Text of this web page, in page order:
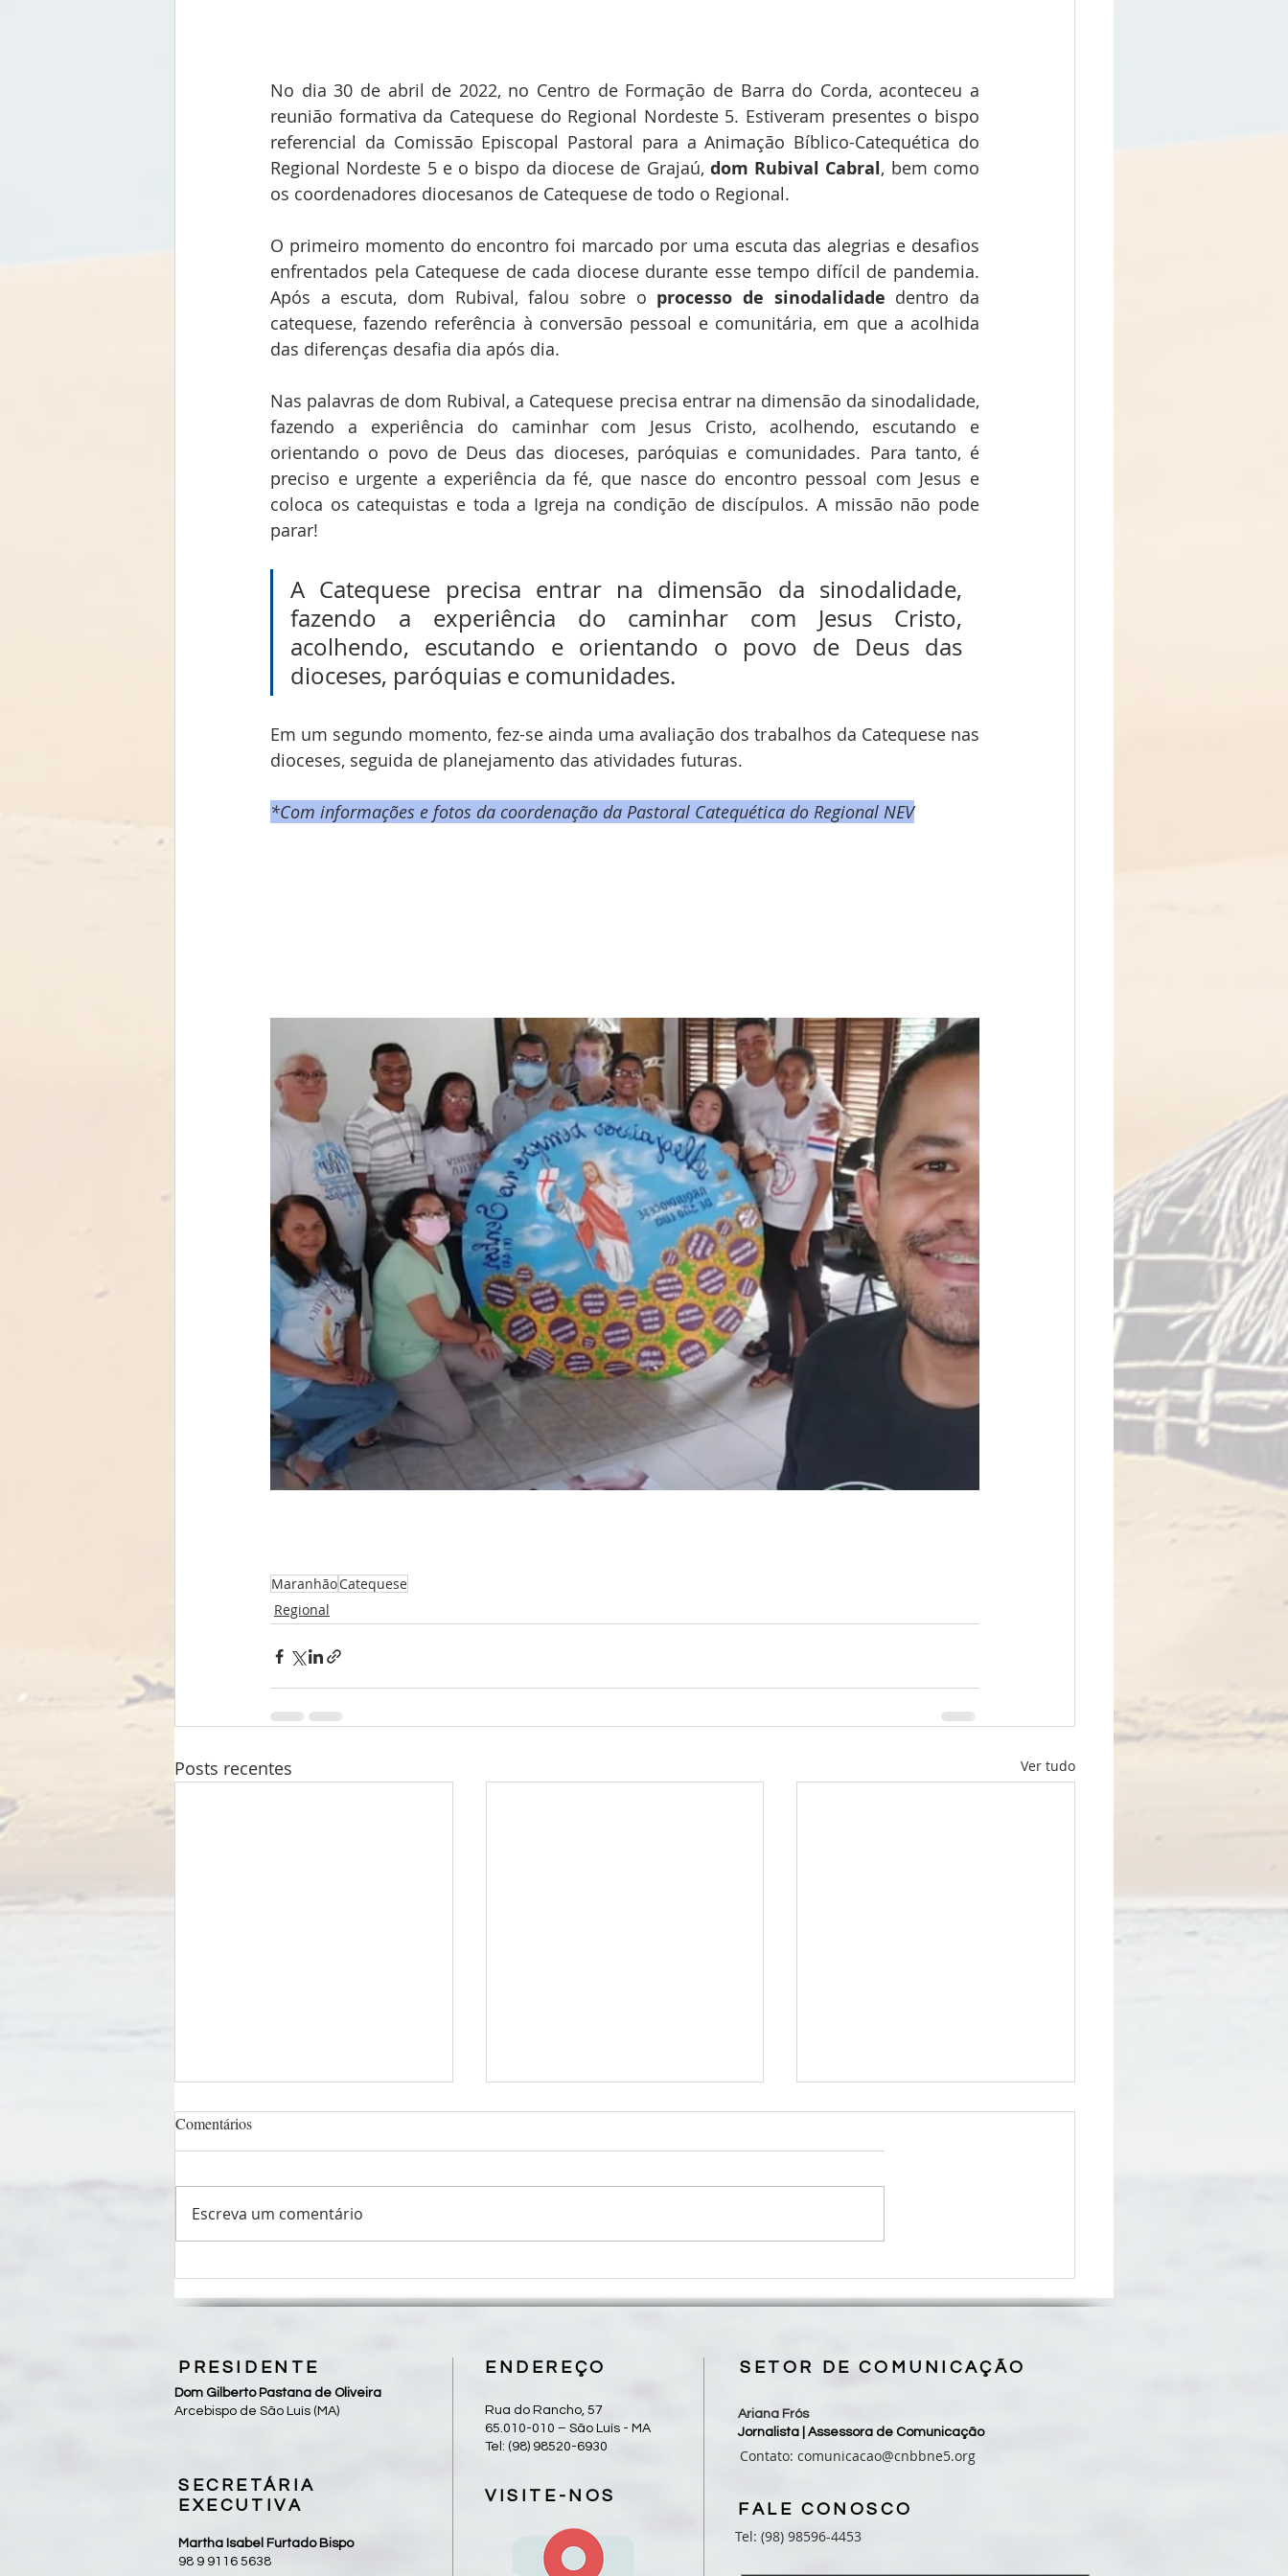
No dia 30 de abril de 2022, no Centro de Formação de Barra do Corda, aconteceu a
reunião formativa da Catequese do Regional Nordeste 5. Estiveram presentes o bispo
referencial da Comissão Episcopal Pastoral para a Animação Bíblico-Catequética do
Regional Nordeste 5 e o bispo da diocese de Grajaú, dom Rubival Cabral, bem como
os coordenadores diocesanos de Catequese de todo o Regional.
O primeiro momento do encontro foi marcado por uma escuta das alegrias e desafios
enfrentados pela Catequese de cada diocese durante esse tempo difícil de pandemia.
Após a escuta, dom Rubival, falou sobre o processo de sinodalidade dentro da
catequese, fazendo referência à conversão pessoal e comunitária, em que a acolhida
das diferenças desafia dia após dia.
Nas palavras de dom Rubival, a Catequese precisa entrar na dimensão da sinodalidade,
fazendo a experiência do caminhar com Jesus Cristo, acolhendo, escutando e
orientando o povo de Deus das dioceses, paróquias e comunidades. Para tanto, é
preciso e urgente a experiência da fé, que nasce do encontro pessoal com Jesus e
coloca os catequistas e toda a Igreja na condição de discípulos. A missão não pode
parar!
A Catequese precisa entrar na dimensão da sinodalidade,
fazendo a experiência do caminhar com Jesus Cristo,
acolhendo, escutando e orientando o povo de Deus das
dioceses, paróquias e comunidades.
Em um segundo momento, fez-se ainda uma avaliação dos trabalhos da Catequese nas
dioceses, seguida de planejamento das atividades futuras.
*Com informações e fotos da coordenação da Pastoral Catequética do Regional NEV
MaranhãoCatequese
Regional
Posts recentes Ver tudo
Peregrinação Diocesana de Frei
Jubileu pelos 50 anos de missão
Fórum Nacional de Combate aos
Comentários
Escreva um comentário
PRESIDENTE
Dom Gilberto Pastana de Oliveira
Arcebispo de São Luís (MA)
SECRETÁRIA
EXECUTIVA
Martha Isabel Furtado Bispo
98 9 9116 5638
ENDEREÇO
Rua do Rancho, 57
65.010-010 – São Luís - MA
Tel: (98) 98520-6930
VISITE-NOS
SETOR DE COMUNICAÇÃO
Contato: comunicacao@cnbbne5.org
Ariana Frós
Jornalista | Assessora de Comunicação
FALE CONOSCO
Tel: (98) 98596-4453